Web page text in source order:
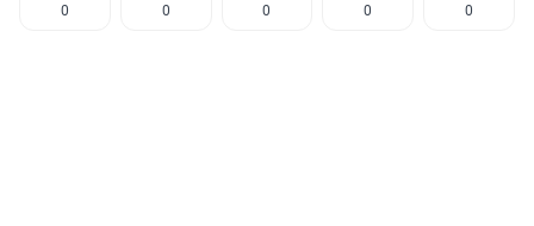
0 0 0 0 0